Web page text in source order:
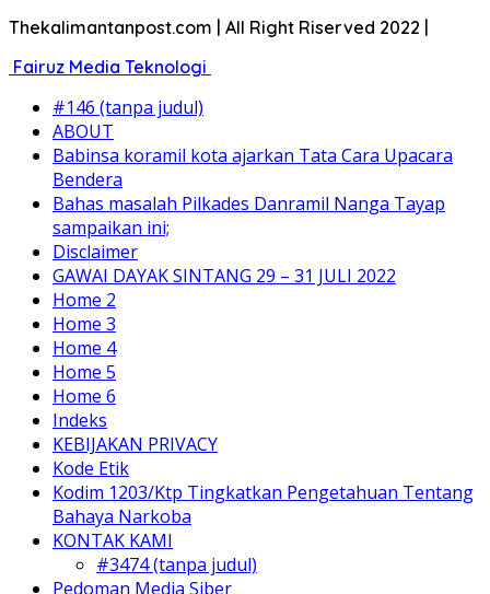
Thekalimantanpost.com | All Right Riserved 2022 |
Fairuz Media Teknologi
#146 (tanpa judul)
ABOUT
Babinsa koramil kota ajarkan Tata Cara Upacara
Bendera
Bahas masalah Pilkades Danramil Nanga Tayap
sampaikan ini;
Disclaimer
GAWAI DAYAK SINTANG 29 – 31 JULI 2022
Home 2
Home 3
Home 4
Home 5
Home 6
Indeks
KEBIJAKAN PRIVACY
Kode Etik
Kodim 1203/Ktp Tingkatkan Pengetahuan Tentang
Bahaya Narkoba
KONTAK KAMI
#3474 (tanpa judul)
Pedoman Media Siber